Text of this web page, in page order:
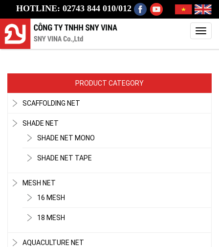
HOTLINE: 02743 844 010/012
PRODUCT CATEGORY
SCAFFOLDING NET
SHADE NET
SHADE NET MONO
SHADE NET TAPE
MESH NET
16 MESH
18 MESH
AQUACULTURE NET